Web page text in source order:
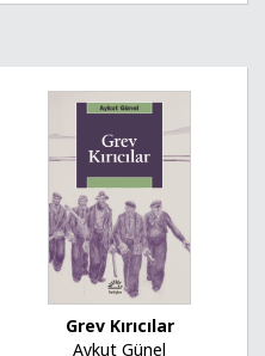
Grev Kırıcılar
Aykut Günel